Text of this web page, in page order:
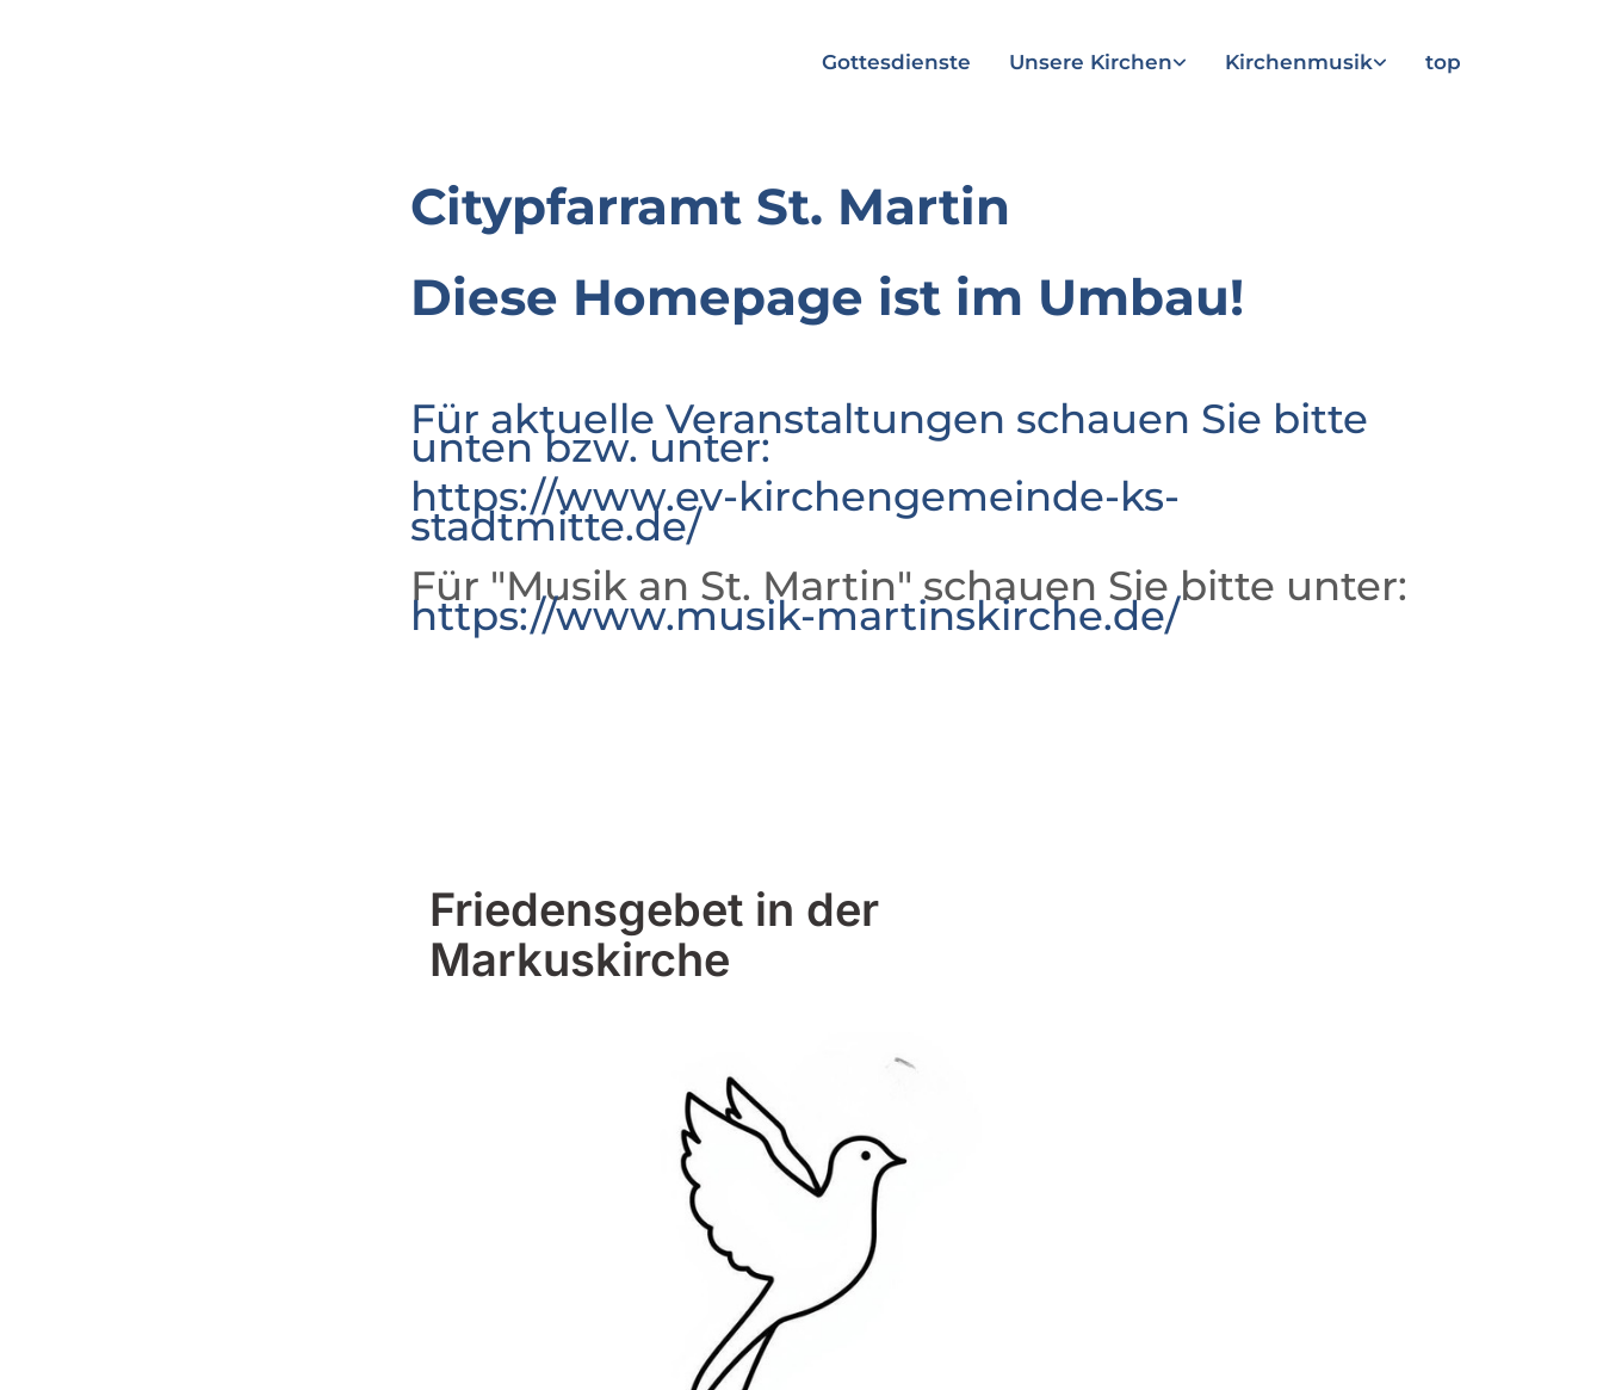
Gottesdienste Unsere Kirchen Kirchenmusik top
Citypfarramt St. Martin
Diese Homepage ist im Umbau!
Für aktuelle Veranstaltungen schauen Sie bitte
unten bzw. unter:
https://www.ev-kirchengemeinde-ks-
stadtmitte.de/
Für "Musik an St. Martin" schauen Sie bitte unter:
https://www.musik-martinskirche.de/
Friedensgebet in der
Markuskirche